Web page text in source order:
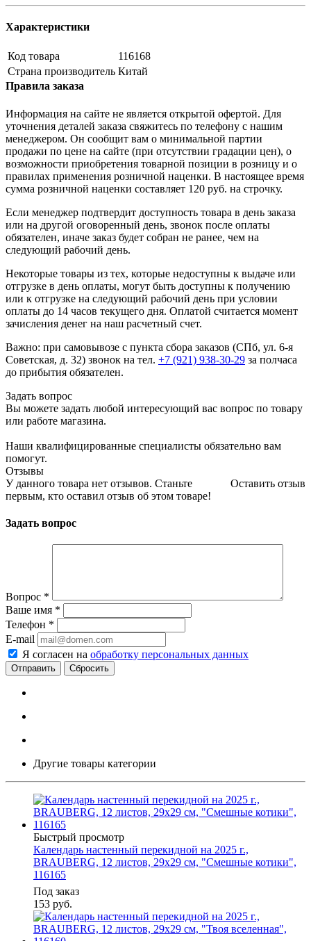
Характеристики
Код товара
116168
Страна производитель Китай
Правила заказа
Информация на сайте не является открытой офертой. Для
уточнения деталей заказа свяжитесь по телефону с нашим
менеджером. Он сообщит вам о минимальной партии
продажи по цене на сайте (при отсутствии градации цен), о
возможности приобретения товарной позиции в розницу и о
правилах применения розничной наценки. В настоящее время
сумма розничной наценки составляет 120 руб. на строчку.
Если менеджер подтвердит доступность товара в день заказа
или на другой оговоренный день, звонок после оплаты
обязателен, иначе заказ будет собран не ранее, чем на
следующий рабочий день.
Некоторые товары из тех, которые недоступны к выдаче или
отгрузке в день оплаты, могут быть доступны к получению
или к отгрузке на следующий рабочий день при условии
оплаты до 14 часов текущего дня. Оплатой считается момент
зачисления денег на наш расчетный счет.
Важно: при самовывозе с пункта сборa заказов (СПб, ул. 6-я
Советская, д. 32) звонок на тел. +7 (921) 938-30-29 за полчаса
до прибытия обязателен.
Задать вопрос
Вы можете задать любой интересующий вас вопрос по товару
или работе магазина.
Наши квалифицированные специалисты обязательно вам
помогут.
Отзывы
Оставить отзыв
У данного товара нет отзывов. Станьте
первым, кто оставил отзыв об этом товаре!
Задать вопрос
Вопрос *
Ваше имя *
Телефон *
E-mail
Я согласен на обработку персональных данных
Сбросить
Другие товары категории
Быстрый просмотр
Календарь настенный перекидной на 2025 г.,
BRAUBERG, 12 листов, 29х29 см, "Смешные котики",
116165
Под заказ
153 руб.